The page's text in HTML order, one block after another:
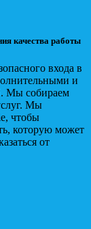
качества работы
входа в
и
Мы собираем
Мы
чтобы
которую может
от